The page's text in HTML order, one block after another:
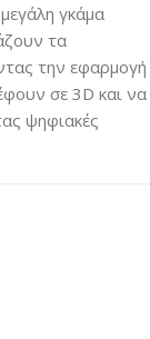
γκάμα
τα
την εφαρμογή
σε 3D και να
ψηφιακές